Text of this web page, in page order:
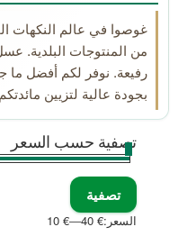
غوصوا في عالم النكهات
من المنتوجات البلدية.
رفيعة. نوفر لكم أفضل ما
بجودة عالية لتزيين
تصفية حسب السعر
أدنى
أعلى
تصفية
السعر: 10 €—40 €